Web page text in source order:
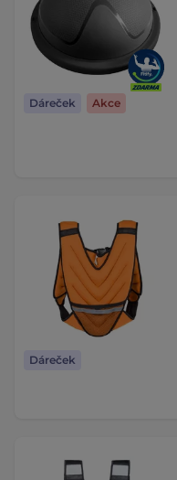
Dáreček Akce
Dáreček